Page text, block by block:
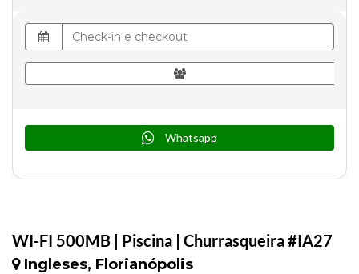
WI-FI 500MB | Piscina | Churrasqueira #IA27
Ingleses, Florianópolis
Whatsapp